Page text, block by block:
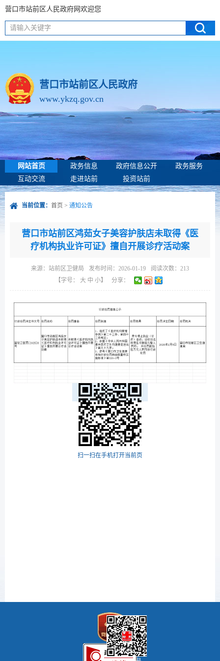
营口市站前区人民政府网欢迎您
请输入关键字
营口市站前区人民政府
www.ykzq.gov.cn
网站首页 政务信息 政府信息公开
政务服务
互动交流
走进站前 投资站前
当前位置： 首页 > 通知公告
营口市站前区鸿茹女子美容护肤店未取得《医
疗机构执业许可证》擅自开展诊疗活动案
来源： 站前区卫健局 发布时间：2026-01-19 阅读次数： 213
【字号： 大 中 小】 分享：
扫一扫在手机打开当前页